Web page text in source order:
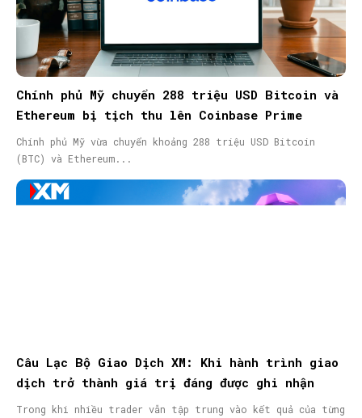
Chính phủ Mỹ chuyển 288 triệu USD Bitcoin và
Ethereum bị tịch thu lên Coinbase Prime
Chính phủ Mỹ vừa chuyển khoảng 288 triệu USD Bitcoin
(BTC) và Ethereum...
Câu Lạc Bộ Giao Dịch XM: Khi hành trình giao
dịch trở thành giá trị đáng được ghi nhận
Trong khi nhiều trader vẫn tập trung vào kết quả của từng